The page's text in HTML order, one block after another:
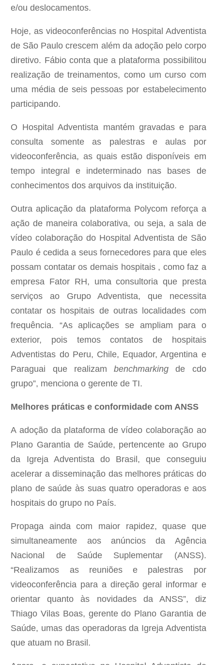
e/ou deslocamentos.
Hoje, as videoconferências no Hospital Adventista
de São Paulo crescem além da adoção pelo corpo
diretivo. Fábio conta que a plataforma possibilitou
realização de treinamentos, como um curso com
uma média de seis pessoas por estabelecimento
participando.
O Hospital Adventista mantém gravadas e para
consulta somente as palestras e aulas por
videoconferência, as quais estão disponíveis em
tempo integral e indeterminado nas bases de
conhecimentos dos arquivos da instituição.
Outra aplicação da plataforma Polycom reforça a
ação de maneira colaborativa, ou seja, a sala de
vídeo colaboração do Hospital Adventista de São
Paulo é cedida a seus fornecedores para que eles
possam contatar os demais hospitais , como faz a
empresa Fator RH, uma consultoria que presta
serviços ao Grupo Adventista, que necessita
contatar os hospitais de outras localidades com
frequência. “As aplicações se ampliam para o
exterior, pois temos contatos de hospitais
Adventistas do Peru, Chile, Equador, Argentina e
Paraguai que realizambenchmarking de cdo
grupo”, menciona o gerente de TI.
Melhores práticas e conformidade com ANSS
A adoção da plataforma de vídeo colaboração ao
Plano Garantia de Saúde, pertencente ao Grupo
da Igreja Adventista do Brasil, que conseguiu
acelerar a disseminação das melhores práticas do
plano de saúde às suas quatro operadoras e aos
hospitais do grupo no País.
Propaga ainda com maior rapidez, quase que
simultaneamente aos anúncios da Agência
Nacional de Saúde Suplementar (ANSS).
“Realizamos as reuniões e palestras por
videoconferência para a direção geral informar e
orientar quanto às novidades da ANSS”, diz
Thiago Vilas Boas, gerente do Plano Garantia de
Saúde, umas das operadoras da Igreja Adventista
que atuam no Brasil.